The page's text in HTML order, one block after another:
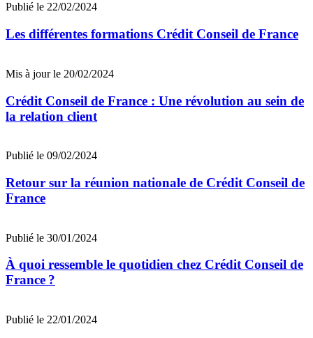
Publié le 22/02/2024
Les différentes formations Crédit Conseil de France
Mis à jour le 20/02/2024
Crédit Conseil de France : Une révolution au sein de
la relation client
Publié le 09/02/2024
Retour sur la réunion nationale de Crédit Conseil de
France
Publié le 30/01/2024
À quoi ressemble le quotidien chez Crédit Conseil de
France ?
Publié le 22/01/2024